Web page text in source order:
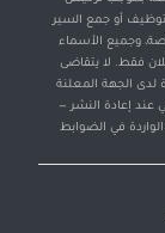
أو جمع السير
وجميع الأسماء
فقط. لا يتقاضى
لدى الجهة المعلنة
عند إعادة النشر —
في الضوابط